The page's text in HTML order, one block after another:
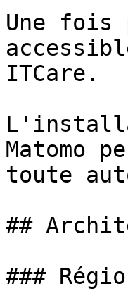
Une fois
ITCare.
Matomo
toute
##
###